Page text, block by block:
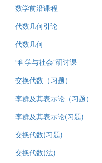
数学前沿课程
代数几何引论
代数几何
“科学与社会”研讨课
交换代数（习题）
李群及其表示论（习题）
李群及其表示论(习题)
交换代数(习题)
交换代数(法)